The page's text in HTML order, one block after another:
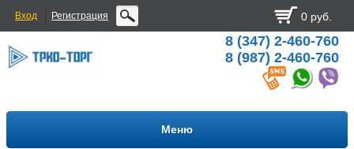
Вход Регистрация 0 руб.
8 (347) 2-460-760
8 (987) 2-460-760
Меню